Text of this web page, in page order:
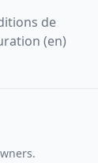
de
(en)